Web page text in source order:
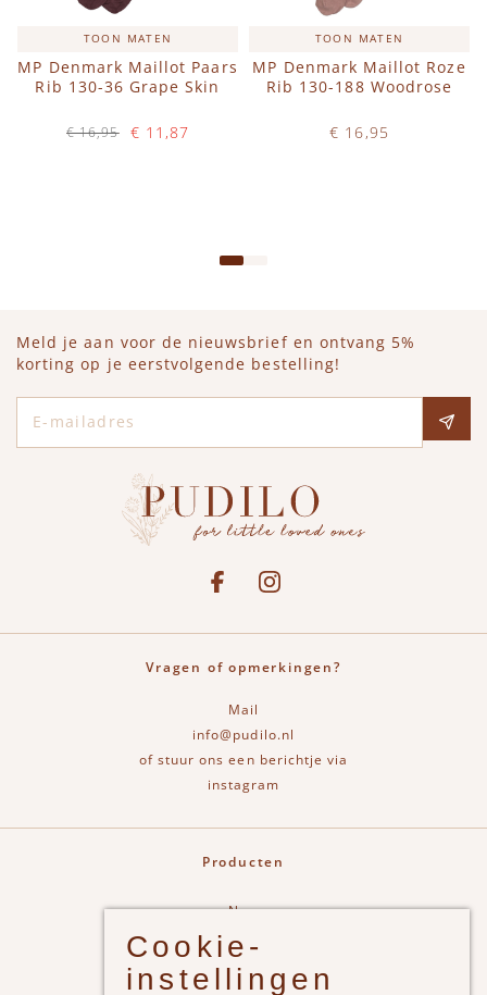
TOON MATEN
MP Denmark Maillot Paars
Rib 130-36 Grape Skin
€ 11,87
€ 16,95
TOON MATEN
MP Denmark Maillot Roze
Rib 130-188 Woodrose
€ 16,95
Meld je aan voor de nieuwsbrief en ontvang 5%
korting op je eerstvolgende bestelling!
See our FacebookBekijk onze Instagram pagina
Vragen of opmerkingen?
Mail
info@pudilo.nl
of stuur ons een berichtje via
instagram
Producten
New
Jongens
Meisjes
Cookie-
instellingen